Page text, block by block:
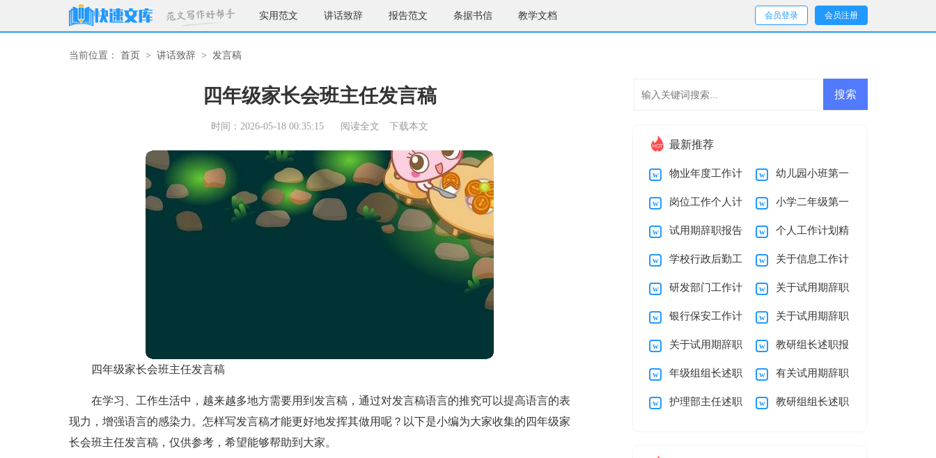
实用范文 讲话致辞 报告范文 条据书信 教学文档 会员登录 会员注册
当前位置： 首页 > 讲话致辞 > 发言稿
四年级家长会班主任发言稿
时间：2026-05-18 00:35:15 阅读全文 下载本文
四年级家长会班主任发言稿
在学习、工作生活中，越来越多地方需要用到发言稿，通过对发言稿语言的推究可以提高语言的表
现力，增强语言的感染力。怎样写发言稿才能更好地发挥其做用呢？以下是小编为大家收集的四年级家
长会班主任发言稿，仅供参考，希望能够帮助到大家。
最新推荐
物业年度工作计
划
幼儿园小班第一
学期家长工作计划
岗位工作个人计
划
小学二年级第一
学期班主任工作计划
试用期辞职报告
模板十篇
个人工作计划精
选15篇
学校行政后勤工
作计划
关于信息工作计
划四篇
研发部门工作计
划
关于试用期辞职
报告模板汇总7篇
银行保安工作计
划
关于试用期辞职
报告模板汇总6篇
关于试用期辞职
报告模板汇总九篇
教研组长述职报
告
年级组组长述职
报告三篇
有关试用期辞职
报告范文集合8篇
护理部主任述职 教研组组长述职